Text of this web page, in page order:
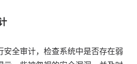
安全审计，检查系统中是否存在弱